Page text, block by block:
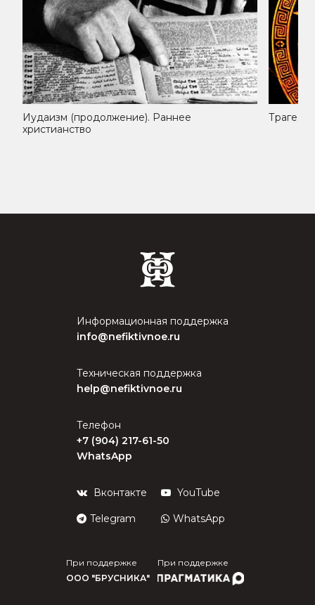
Иудаизм (продолжение). Раннее
христианство
Информационная поддержка
info@nefiktivnoe.ru
Техническая поддержка
help@nefiktivnoe.ru
Телефон
+7 (904) 217-61-50
WhatsApp
Вконтакте YouTube
Telegram WhatsApp
При поддержке
ООО "БРУСНИКА"
При поддержке